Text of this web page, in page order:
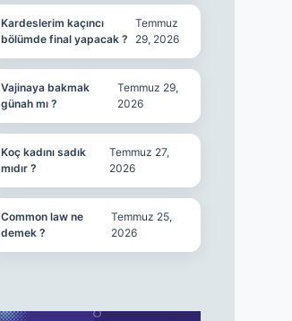
Kardeslerim kaçıncı
bölümde final yapacak ?
Temmuz
29, 2026
Vajinaya bakmak
günah mı ?
Temmuz 29,
2026
Koç kadını sadık
mıdır ?
Temmuz 27,
2026
Common law ne
demek ?
Temmuz 25,
2026